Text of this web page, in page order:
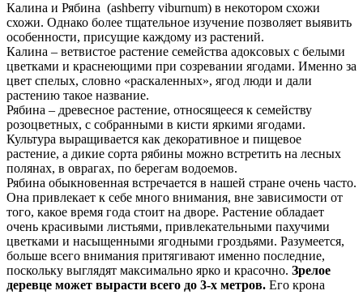
Калина и Рябина (ashberry viburnum) в некотором схожи
схожи. Однако более тщательное изучение позволяет выявить
особенности, присущие каждому из растений.
Калина – ветвистое растение семейства адоксовых с белыми
цветками и краснеющими при созревании ягодами. Именно за
цвет спелых, словно «раскаленных», ягод люди и дали
растению такое название.
Рябина – древесное растение, относящееся к семейству
розоцветных, с собранными в кисти яркими ягодами.
Культура выращивается как декоративное и пищевое
растение, а дикие сорта рябины можно встретить на лесных
полянах, в оврагах, по берегам водоемов.
Рябина обыкновенная встречается в нашей стране очень часто.
Она привлекает к себе много внимания, вне зависимости от
того, какое время года стоит на дворе. Растение обладает
очень красивыми листьями, привлекательными пахучими
цветками и насыщенными ягодными гроздьями. Разумеется,
больше всего внимания притягивают именно последние,
поскольку выглядят максимально ярко и красочно. Зрелое
деревце может вырасти всего до 3-х метров. Его крона